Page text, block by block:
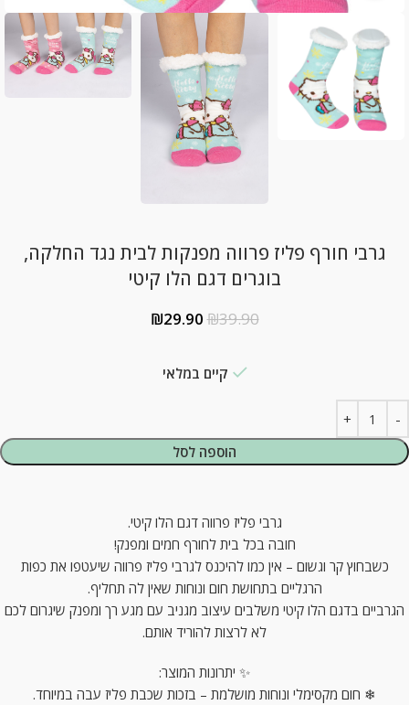
גרבי חורף פליז פרווה מפנקות לבית נגד החלקה,
בוגרים דגם הלו קיטי
₪39.90
₪29.90
קיים במלאי
הוספה לסל
גרבי פליז פרווה דגם הלו קיטי.
חובה בכל בית לחורף חמים ומפנק!
כשבחוץ קר וגשום – אין כמו להיכנס לגרבי פליז פרווה שיעטפו את כפות
הרגליים בתחושת חום ונוחות שאין לה תחליף.
הגרביים בדגם הלו קיטי משלבים עיצוב מגניב עם מגע רך ומפנק שיגרום לכם
לא לרצות להוריד אותם.
✨ יתרונות המוצר:
❄ חום מקסימלי ונוחות מושלמת – בזכות שכבת פליז עבה במיוחד.